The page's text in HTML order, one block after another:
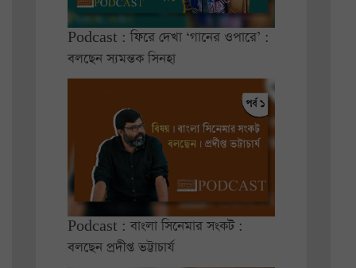
Podcast : ফিরে দেখা ‘গানের ওপারে’ :
বলছেন স্যমন্তক সিনহা
Podcast : বাংলা সিনেমার সংকট :
বলছেন প্রদীপ্ত ভট্টাচার্য